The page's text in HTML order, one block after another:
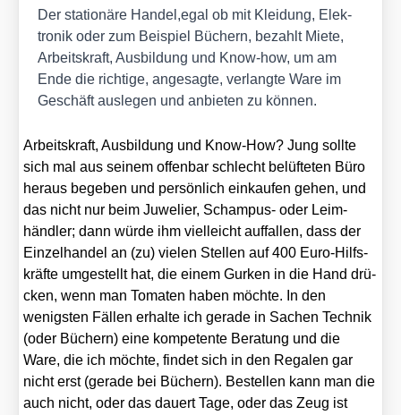
Der sta­tio­nä­re Handel,egal ob mit Klei­dung, Elek­
tro­nik oder zum Bei­spiel Büchern, bezahlt Mie­te,
Arbeits­kraft, Aus­bil­dung und Know-how, um am
Ende die rich­ti­ge, ange­sag­te, ver­lang­te Ware im
Geschäft aus­le­gen und anbie­ten zu kön­nen.
Arbeits­kraft, Aus­bil­dung und Know-How? Jung soll­te
sich mal aus sei­nem offen­bar schlecht belüf­te­ten Büro
her­aus bege­ben und per­sön­lich ein­kau­fen gehen, und
das nicht nur beim Juwe­lier, Scham­pus- oder Leim­
händ­ler; dann wür­de ihm viel­leicht auf­fal­len, dass der
Ein­zel­han­del an (zu) vie­len Stel­len auf 400 Euro-Hilfs­
kräf­te umge­stellt hat, die einem Gur­ken in die Hand drü­
cken, wenn man Toma­ten haben möch­te. In den
wenigs­ten Fäl­len erhal­te ich gera­de in Sachen Tech­nik
(oder Büchern) eine kom­pe­ten­te Bera­tung und die
Ware, die ich möch­te, fin­det sich in den Rega­len gar
nicht erst (gera­de bei Büchern). Bestel­len kann man die
auch nicht, oder das dau­ert Tage, oder das Zeug ist